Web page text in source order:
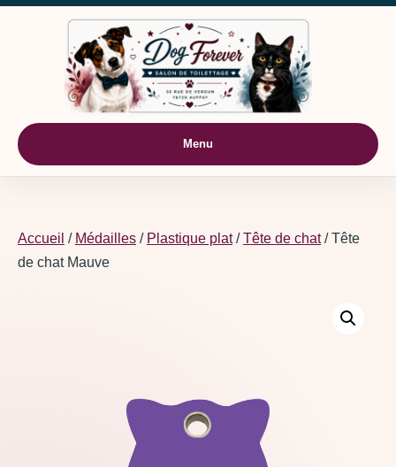
Aller au contenu
Menu
Accueil / Médailles / Plastique plat/Tête de chat/ Tête
de chat Mauve